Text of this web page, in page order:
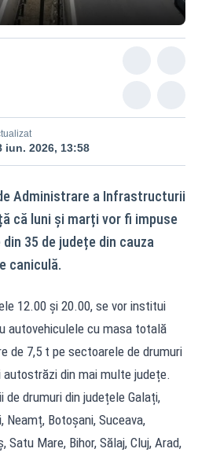
iun. 2026, 13:58
Administrare a Infrastructurii
că luni și marți vor fi impuse
35 de județe din cauza
caniculă.
12.00 și 20.00, se vor institui
autovehiculele cu masa totală
de 7,5 t pe sectoarele de drumuri
autostrăzi din mai multe județe.
drumuri din județele Galați,
Neamț, Botoșani, Suceava,
Mare, Bihor, Sălaj, Cluj, Arad,